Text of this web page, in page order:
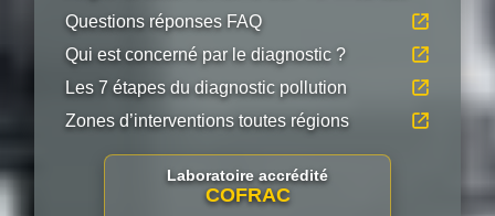
Questions réponses FAQ
Qui est concerné par le diagnostic ?
Les 7 étapes du diagnostic pollution
Zones d’interventions toutes régions
Laboratoire accrédité
COFRAC